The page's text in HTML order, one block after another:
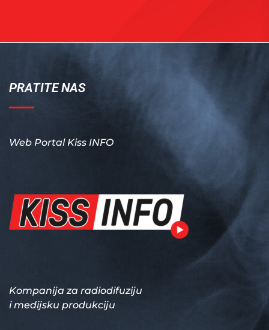
PRATITE NAS
Web Portal Kiss INFO
Kompanija za radiodifuziju
i medijsku produkciju